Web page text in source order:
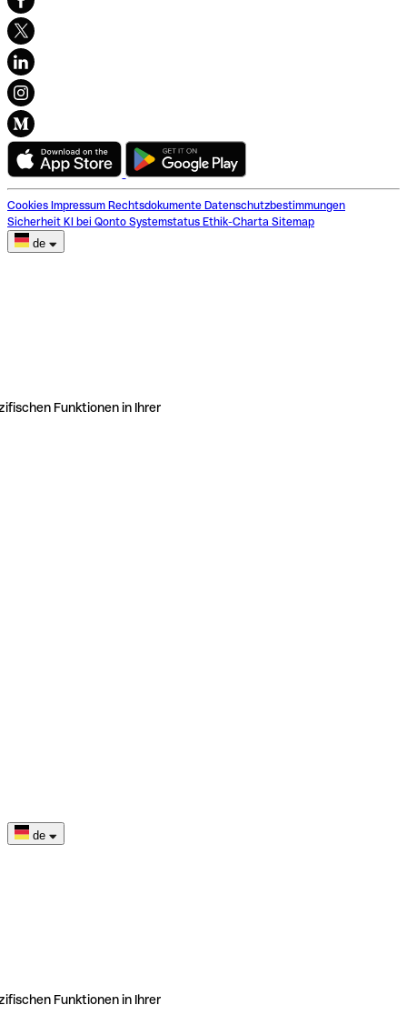
Cookies Impressum Rechtsdokumente Datenschutzbestimmungen
Sicherheit KI bei Qonto Systemstatus Ethik-Charta Sitemap
de
Funktionen in Ihrer
de
Funktionen in Ihrer